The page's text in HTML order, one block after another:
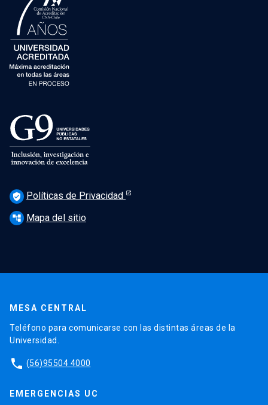
verified_user Políticas de Privacidad
account_tree Mapa del sitio
MESA CENTRAL
Teléfono para comunicarse con las distintas áreas de la
Universidad.
phone (56)95504 4000
EMERGENCIAS UC